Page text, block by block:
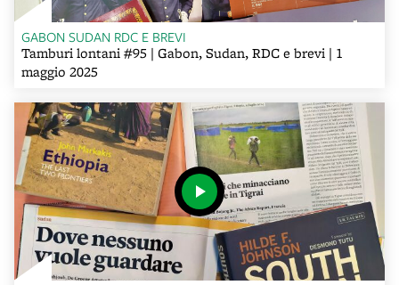
GABON SUDAN RDC E BREVI
Tamburi lontani #95 | Gabon, Sudan, RDC e brevi | 1
maggio 2025